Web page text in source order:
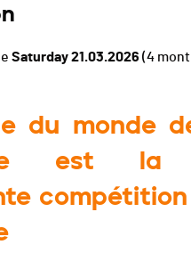
Saturday 21.03.2026 (4
du monde
est la